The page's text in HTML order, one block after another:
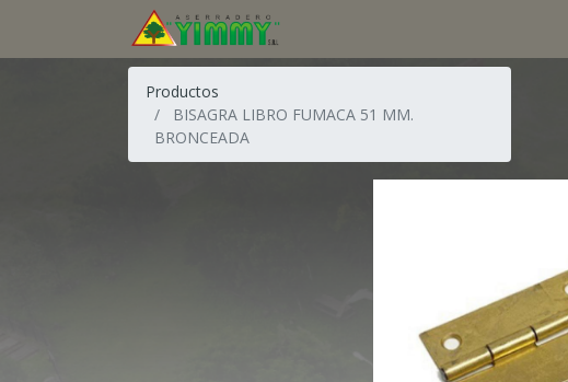
Productos
BISAGRA LIBRO FUMACA 51 MM.
BRONCEADA